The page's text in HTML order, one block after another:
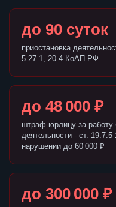
до 90 суток
приостановка
5.27.1, 20.4 КоАП РФ
до 48 000 ₽
штраф юрлицу за работу
деятельности - ст.
нарушении до 60 000 ₽
до 300 000 ₽